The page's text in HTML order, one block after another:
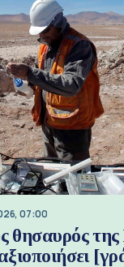
07:00
θησαυρός